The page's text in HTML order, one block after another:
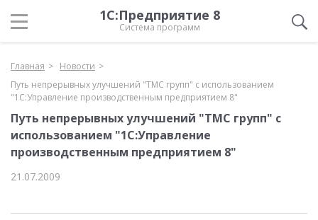
1С:Предприятие 8
Система программ
Главная
Новости
Путь непрерывных улучшений "ТМС групп" с использованием
"1С:Управление производственным предприятием 8"
Путь непрерывных улучшений "ТМС групп" с
использованием "1С:Управление
производственным предприятием 8"
21.07.2009